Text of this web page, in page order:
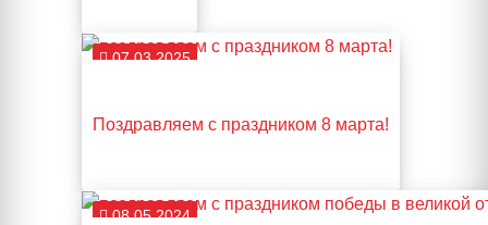
07.03.2025
Поздравляем с праздником 8 марта!
08.05.2024